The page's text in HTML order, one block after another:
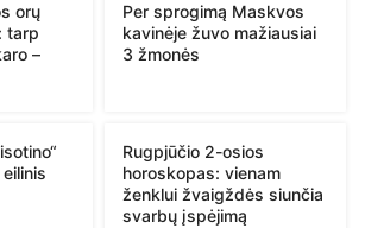
orų
tarp
–
Per sprogimą Maskvos
kavinėje žuvo mažiausiai
3 žmonės
Rugpjūčio 2-osios
horoskopas: vienam
ženklui žvaigždės siunčia
svarbų įspėjimą